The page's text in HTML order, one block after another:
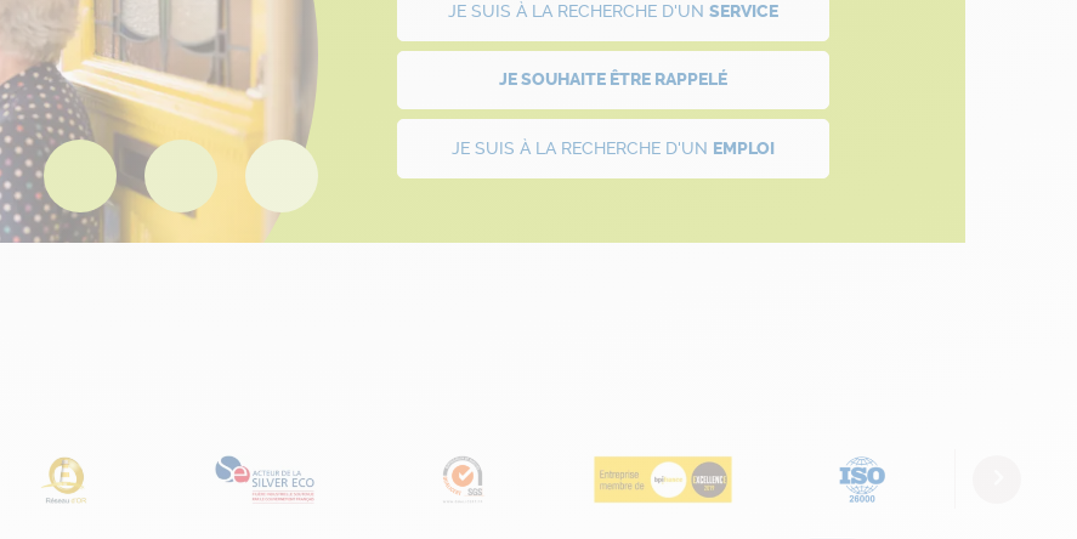
JE SUIS À LA RECHERCHE D'UN SERVICE
JE SOUHAITE ÊTRE RAPPELÉ
JE SUIS À LA RECHERCHE D'UN EMPLOI
Next